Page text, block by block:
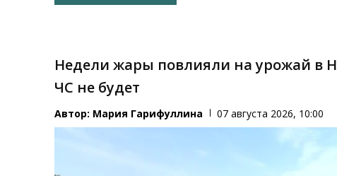
Недели жары повлияли на урожай в
ЧС не будет
Автор: Мария Гарифуллина 07 августа 2026, 10:00